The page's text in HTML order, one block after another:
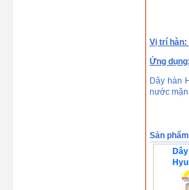
Vị trí hàn:
Ứng dụng:
Dây hàn
nước
Sản